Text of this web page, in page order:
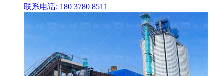
联系电话: 180 3780 8511